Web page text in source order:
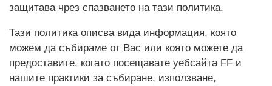
защитава чрез спазването на тази политика.
Тази политика описва вида информация, която
можем да събираме от Вас или която можете да
предоставите, когато посещавате уебсайта FF и
нашите практики за събиране, използване,